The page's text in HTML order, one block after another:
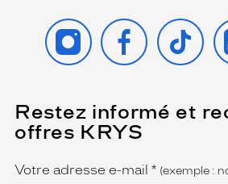
INSTAGRAMFACEBOOK
TIKTOK
Restez informé et
offres KRYS
Name
Votre adresse e-mail *
(Ce
champ
est
obligatoire)
(exemple :